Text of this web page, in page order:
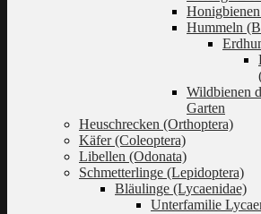
Hummeln
Wildbienen
Garten
Heuschrecken (Orthoptera)
Käfer (Coleoptera)
Libellen (Odonata)
Schmetterlinge (Lepidoptera)
Bläulinge (Lycaenidae)
Unterfamilie